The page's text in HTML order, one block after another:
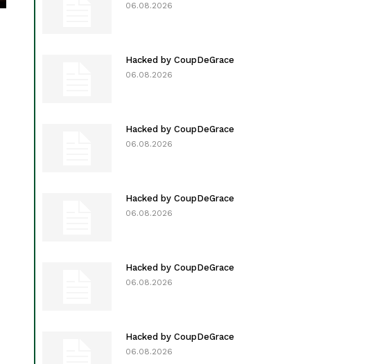
06.08.2026
Hacked by CoupDeGrace
06.08.2026
Hacked by CoupDeGrace
06.08.2026
Hacked by CoupDeGrace
06.08.2026
Hacked by CoupDeGrace
06.08.2026
Hacked by CoupDeGrace
06.08.2026